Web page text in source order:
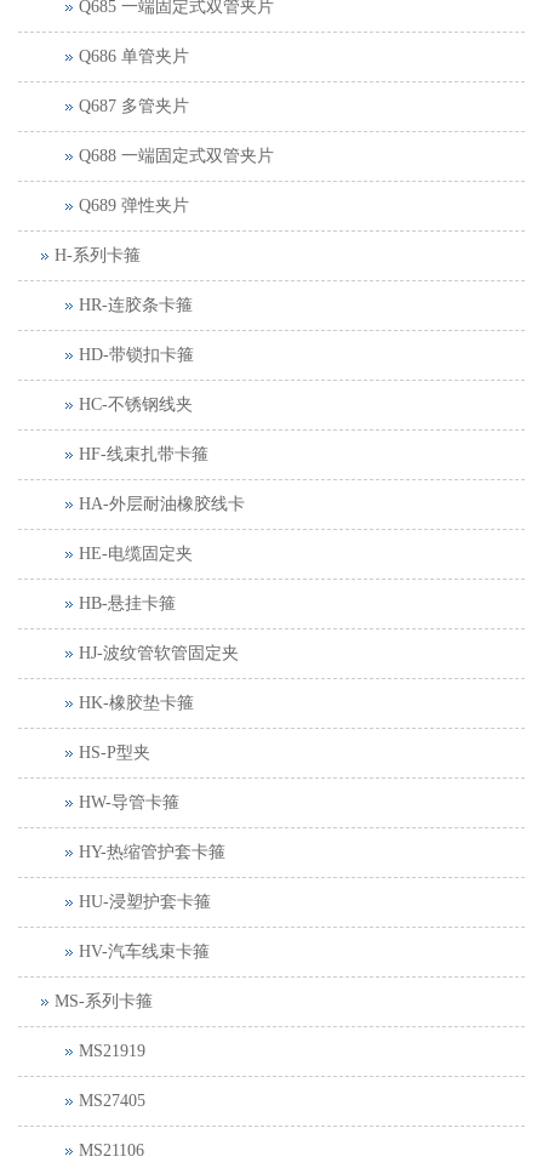
Q685 一端固定式双管夹片
Q686 单管夹片
Q687 多管夹片
Q688 一端固定式双管夹片
Q689 弹性夹片
H-系列卡箍
HR-连胶条卡箍
HD-带锁扣卡箍
HC-不锈钢线夹
HF-线束扎带卡箍
HA-外层耐油橡胶线卡
HE-电缆固定夹
HB-悬挂卡箍
HJ-波纹管软管固定夹
HK-橡胶垫卡箍
HS-P型夹
HW-导管卡箍
HY-热缩管护套卡箍
HU-浸塑护套卡箍
HV-汽车线束卡箍
MS-系列卡箍
MS21919
MS27405
MS21106